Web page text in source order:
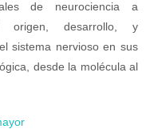
de neurociencia a
origen, desarrollo, y
sistema nervioso en sus
desde la molécula al